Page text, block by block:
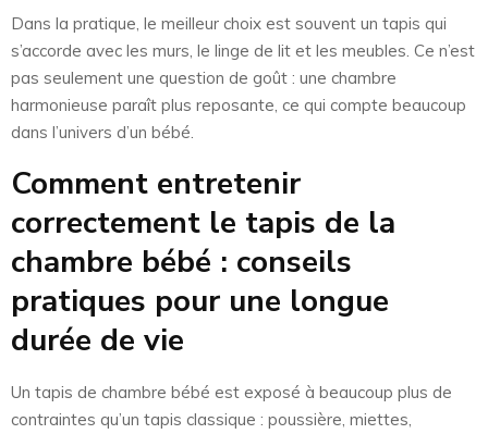
Dans la pratique, le meilleur choix est souvent un tapis qui
s’accorde avec les murs, le linge de lit et les meubles. Ce n’est
pas seulement une question de goût : une chambre
harmonieuse paraît plus reposante, ce qui compte beaucoup
dans l’univers d’un bébé.
Comment entretenir
correctement le tapis de la
chambre bébé : conseils
pratiques pour une longue
durée de vie
Un tapis de chambre bébé est exposé à beaucoup plus de
contraintes qu’un tapis classique : poussière, miettes,